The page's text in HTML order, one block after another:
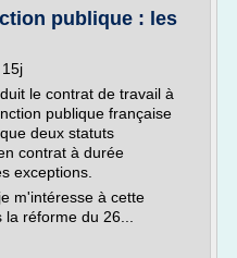
publique : les
le contrat de travail à
publique française
deux statuts
contrat à durée
exceptions.
m'intéresse à cette
réforme du 26...